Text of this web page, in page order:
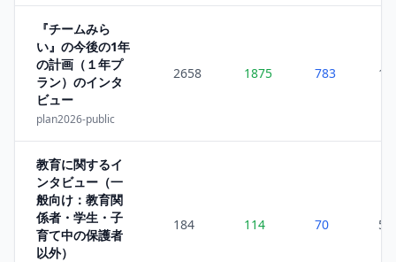
『チームみら
い』の今後の1年
の計画（１年プ
ラン）のインタ
ビュー
plan2026-public
2658 1875 783
教育に関するイ
ンタビュー（一
般向け：教育関
係者・学生・子
育て中の保護者
以外）
184 114 70 58